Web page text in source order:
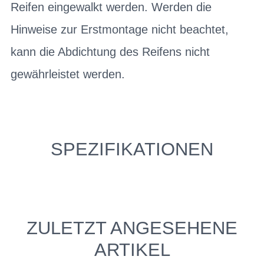
Reifen eingewalkt werden. Werden die
Hinweise zur Erstmontage nicht beachtet,
kann die Abdichtung des Reifens nicht
gewährleistet werden.
SPEZIFIKATIONEN
ZULETZT ANGESEHENE
ARTIKEL